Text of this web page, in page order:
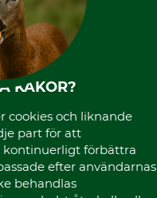
Media
Code of Conduct
KAKOR?
cookies och liknande
part för att
kontinuerligt förbättra
efter användarnas
behandlas